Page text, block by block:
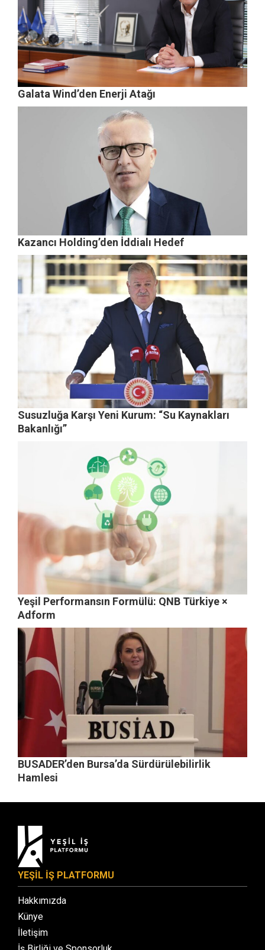
Galata Wind’den Enerji Atağı
Kazancı Holding’den İddialı Hedef
Susuzluğa Karşı Yeni Kurum: “Su Kaynakları
Bakanlığı”
Yeşil Performansın Formülü: QNB Türkiye ×
Adform
BUSADER’den Bursa’da Sürdürülebilirlik
Hamlesi
YEŞİL İŞ PLATFORMU
Hakkımızda
Künye
İletişim